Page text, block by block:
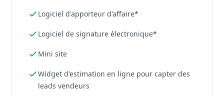
Logiciel d'apporteur d'affaire*
Logiciel de signature électronique*
Mini site
Widget d'estimation en ligne pour capter des
leads vendeurs